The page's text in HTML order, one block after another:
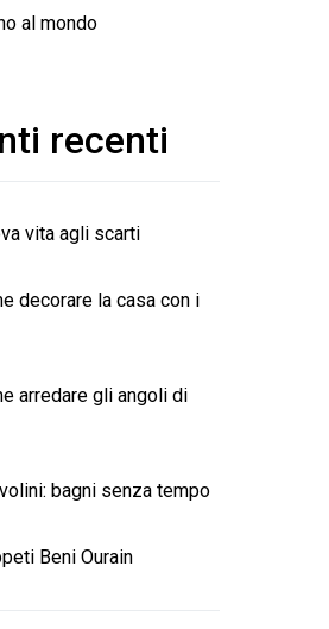
al mondo
recenti
vita agli scarti
decorare la casa con i
arredare gli angoli di
bagni senza tempo
Beni Ourain